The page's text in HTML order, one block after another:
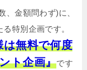
、金額問わず)に、
特別企画です。
は無料で何度
ト企画』です